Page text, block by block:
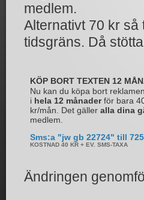
medlem.
Alternativt 70 kr så
tidsgräns. Då
KÖP BORT TEXTEN 12
Nu kan du köpa bort
i hela 12 månaderför bara
kr/mån. Det gäller alla dina
medlem.
Sms:a "jw gb 22724" till
KOSTNAD 40 KR + EV. SMS-TAXA
Ändringen